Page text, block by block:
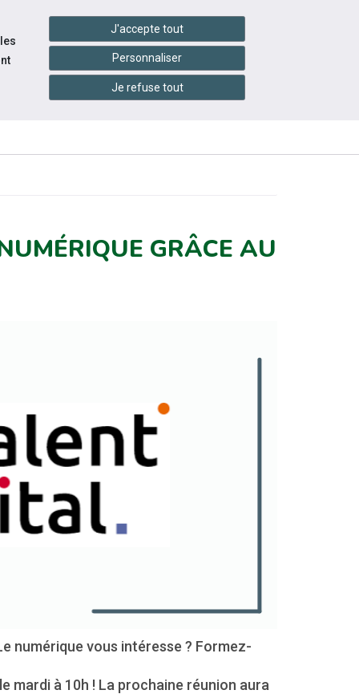
handshake Services en ligne
INFOS
PRATIQUES
ÉVÉNEMENTS
GRÂCE AU
numérique vous intéresse ? Formez-
mardi à 10h ! La prochaine réunion aura
J'accepte tout
Personnaliser
Je refuse tout